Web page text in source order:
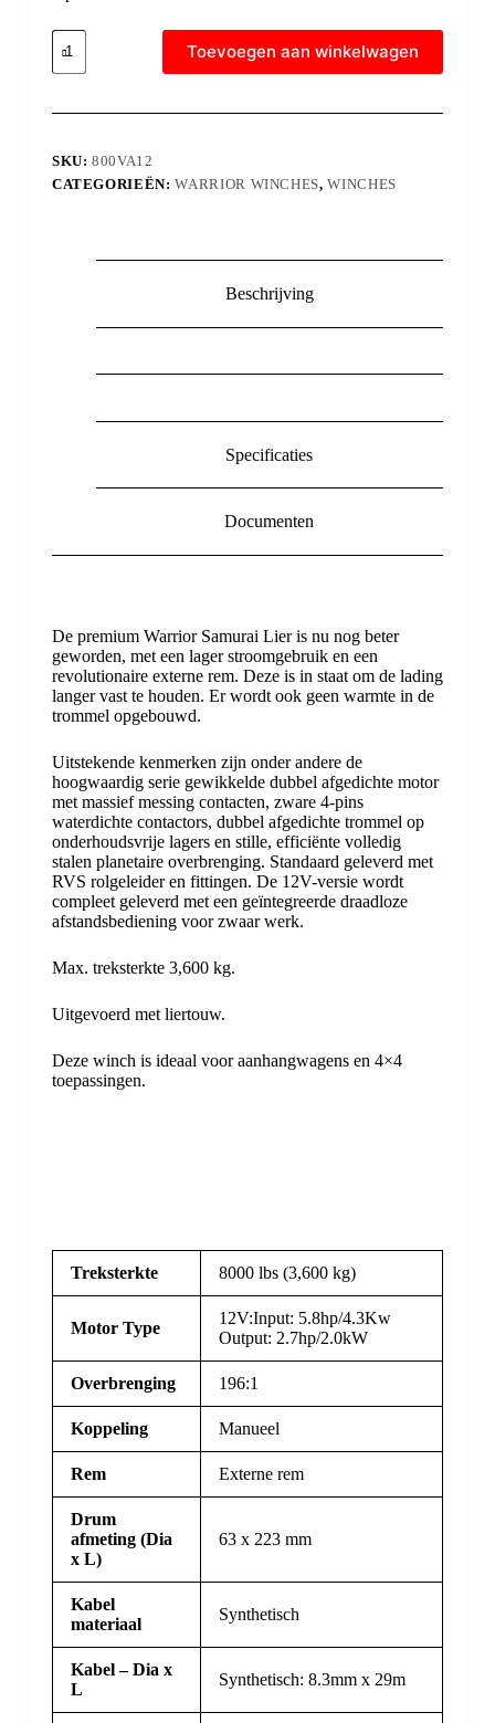
Toevoegen aan winkelwagen
SKU:800VA12
CATEGORIEËN:WARRIOR WINCHES,WINCHES
Beschrijving
Specificaties
Documenten
De premium Warrior Samurai Lier is nu nog beter
geworden, met een lager stroomgebruik en een
revolutionaire externe rem. Deze is in staat om de lading
langer vast te houden. Er wordt ook geen warmte in de
trommel opgebouwd.
Uitstekende kenmerken zijn onder andere de
hoogwaardig serie gewikkelde dubbel afgedichte motor
met massief messing contacten, zware 4-pins
waterdichte contactors, dubbel afgedichte trommel op
onderhoudsvrije lagers en stille, efficiënte volledig
stalen planetaire overbrenging. Standaard geleverd met
RVS rolgeleider en fittingen. De 12V-versie wordt
compleet geleverd met een geïntegreerde draadloze
afstandsbediening voor zwaar werk.
Max. treksterkte 3,600 kg.
Uitgevoerd met liertouw.
Deze winch is ideaal voor aanhangwagens en 4×4
toepassingen.
Treksterkte 8000 lbs (3,600 kg)
Motor Type
12V:Input: 5.8hp/4.3Kw
Output: 2.7hp/2.0kW
Overbrenging 196:1
Koppeling Manueel
Rem Externe rem
Drum
afmeting (Dia
x L)
63 x 223 mm
Kabel
materiaal
Synthetisch
Kabel – Dia x
L
Synthetisch: 8.3mm x 29m